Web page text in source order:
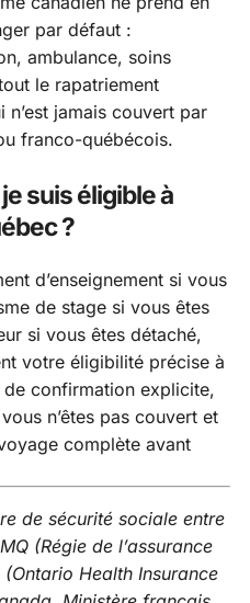
par défaut :
ambulance, soins
le rapatriement
n’est jamais couvert par
franco-québécois.
suis éligible à
?
d’enseignement si vous
de stage si vous êtes
si vous êtes détaché,
votre éligibilité précise à
de confirmation explicite,
n’êtes pas couvert et
complète avant
de sécurité sociale entre
(Régie de l’assurance
Health Insurance